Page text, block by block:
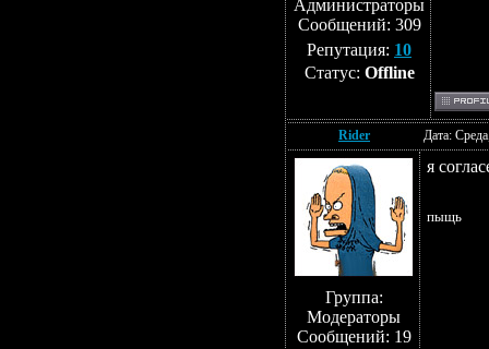
Администраторы
Сообщений: 309
Репутация: 10
Статус: Offline
Rider Дата:
Группа:
Модераторы
Сообщений: 19
я
пыщь